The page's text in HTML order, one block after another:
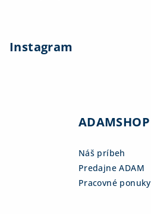
Instagram
ADAMSHOP
Náš príbeh
Predajne ADAM
Pracovné ponuky